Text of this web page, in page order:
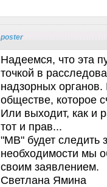
poster
Надеемся, что эта
точкой в
надзорных органов.
обществе, которое
Или выходит, как и
тот и прав...
"МВ" будет следить
необходимости мы
своим заявлением.
Светлана Ямина